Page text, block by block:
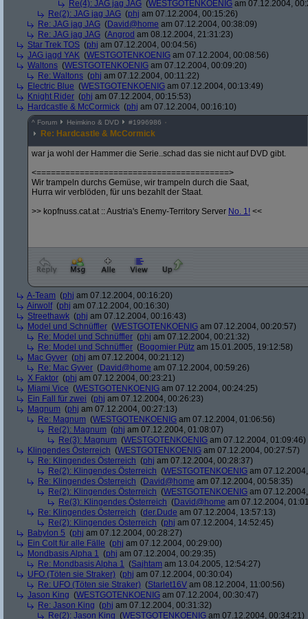
Re(4): JAG jag JAG (WESTGOTENKOENIG am 07.12.2004,
Re(2): JAG jag JAG (phj am 07.12.2004, 00:15:26)
Re: JAG jag JAG (David@home am 07.12.2004, 00:38:09)
Re: JAG jag JAG (Angrod am 08.12.2004, 21:31:23)
Star Trek TOS (phj am 07.12.2004, 00:04:56)
JAG jagd YAK (WESTGOTENKOENIG am 07.12.2004, 00:08:56)
Waltons (WESTGOTENKOENIG am 07.12.2004, 00:09:20)
Re: Waltons (phj am 07.12.2004, 00:11:22)
Electric Blue (WESTGOTENKOENIG am 07.12.2004, 00:13:49)
Knight Rider (phj am 07.12.2004, 00:15:53)
Hardcastle & McCormick (phj am 07.12.2004, 00:16:10)
^ Forum Heimkino & DVD #1996986
Re: Hardcastle & McCormick
war ja wohl der Hammer die Serie..schad das sie nicht auf DVD gibt.
<========================================>
Wir trampeln durchs Gemüse, wir trampeln durch die Saat,
Hurra wir verblöden, für uns bezahlt der Staat.
>> kopfnuss.cat.at :: Austria's Enemy-Territory Server No. 1! <<
A-Team (phj am 07.12.2004, 00:16:20)
Airwolf(phj am 07.12.2004, 00:16:30)
Streethawk (phj am 07.12.2004, 00:16:43)
Model und Schnüffler (WESTGOTENKOENIG am 07.12.2004, 00:20:57)
Re: Model und Schnüffler (phj am 07.12.2004, 00:21:32)
Re: Model und Schnüffler (Bogomier Pütz am 15.01.2005, 19:12:58)
Mac Gyver (phj am 07.12.2004, 00:21:12)
Re: Mac Gyver (David@home am 07.12.2004, 00:59:26)
X Faktor (phj am 07.12.2004, 00:23:21)
Miami Vice (WESTGOTENKOENIG am 07.12.2004, 00:24:25)
Ein Fall für zwei (phj am 07.12.2004, 00:26:23)
Magnum (phj am 07.12.2004, 00:27:13)
Re: Magnum (WESTGOTENKOENIG am 07.12.2004, 01:06:56)
Re(2): Magnum (phj am 07.12.2004, 01:08:07)
Re(3): Magnum (WESTGOTENKOENIG am 07.12.2004, 01:09:46)
Klingendes Österreich (WESTGOTENKOENIG am 07.12.2004, 00:27:57)
Re: Klingendes Österreich (phj am 07.12.2004, 00:28:37)
Re(2): Klingendes Österreich (WESTGOTENKOENIG am
Re: Klingendes Österreich (David@home am 07.12.2004, 00:58:35)
Re(2): Klingendes Österreich (WESTGOTENKOENIG am
Re(3): Klingendes Österreich (David@home am 07.12.2004,
Re: Klingendes Österreich (der.Dude am 07.12.2004, 13:57:13)
Re(2): Klingendes Österreich (phj am 07.12.2004, 14:52:45)
Babylon 5 (phj am 07.12.2004, 00:28:27)
Ein Colt für alle Fälle (phj am 07.12.2004, 00:29:00)
Mondbasis Alpha 1 (phj am 07.12.2004, 00:29:35)
Re: Mondbasis Alpha 1 (Sajhtam am 13.04.2005, 12:54:27)
UFO (Töten sie Straker) (phj am 07.12.2004, 00:30:04)
Re: UFO (Töten sie Straker) (Starlet16V am 08.12.2004, 11:00:56)
Jason King (WESTGOTENKOENIG am 07.12.2004, 00:30:47)
Re: Jason King (phj am 07.12.2004, 00:31:32)
Re(2): Jason King (WESTGOTENKOENIG am 07.12.2004, 00:34:21)